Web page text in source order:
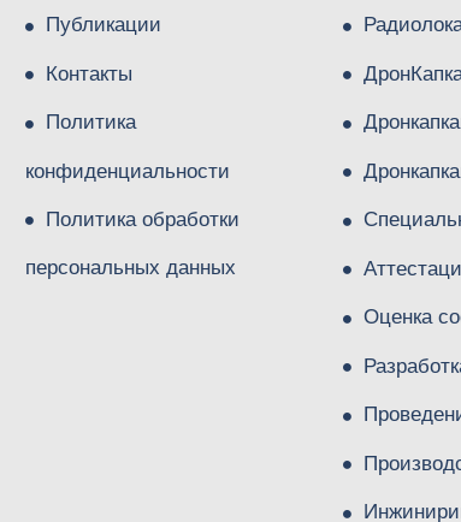
Публикации
Контакты
Политика
конфиденциальности
Политика обработки
персональных данных
Оценка